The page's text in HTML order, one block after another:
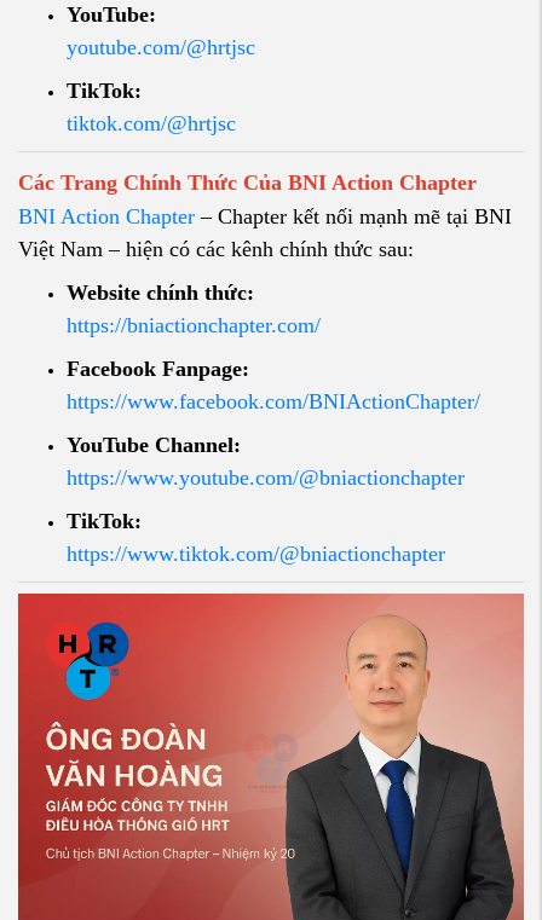
YouTube:
youtube.com/@hrtjsc
TikTok:
tiktok.com/@hrtjsc
Các Trang Chính Thức Của BNI Action Chapter
BNI Action Chapter – Chapter kết nối mạnh mẽ tại BNI
Việt Nam – hiện có các kênh chính thức sau:
Website chính thức:
https://bniactionchapter.com/
Facebook Fanpage:
https://www.facebook.com/BNIActionChapter/
YouTube Channel:
https://www.youtube.com/@bniactionchapter
TikTok:
https://www.tiktok.com/@bniactionchapter